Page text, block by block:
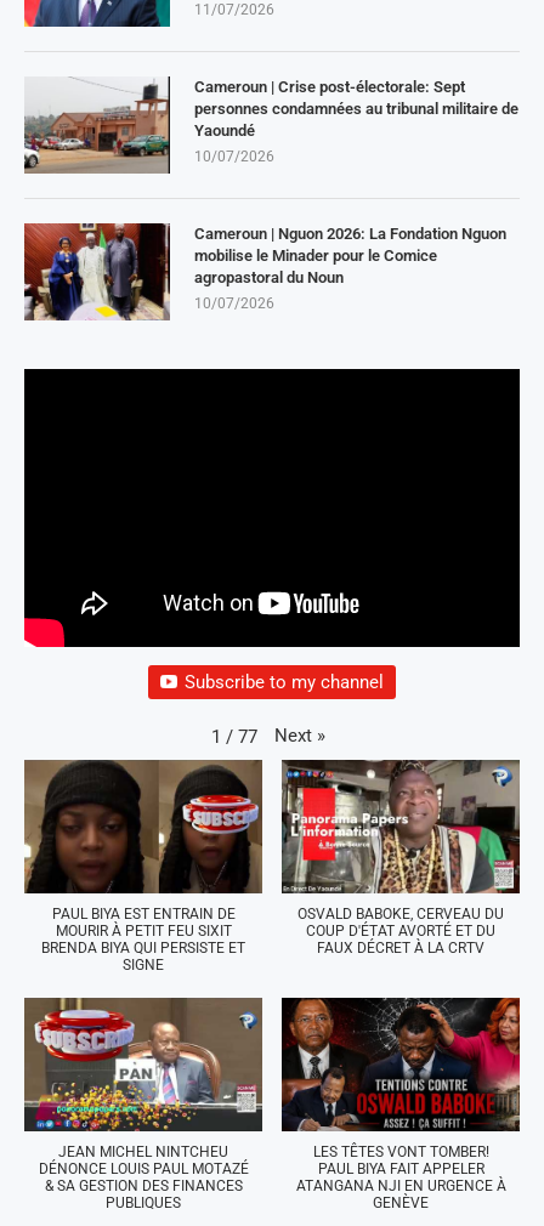
11/07/2026
Cameroun | Crise post-électorale: Sept
personnes condamnées au tribunal militaire de
Yaoundé
10/07/2026
Cameroun | Nguon 2026: La Fondation Nguon
mobilise le Minader pour le Comice
agropastoral du Noun
10/07/2026
Subscribe to my channel
1 / 77 Next »
PAUL BIYA EST ENTRAIN DE
MOURIR À PETIT FEU SIXIT
BRENDA BIYA QUI PERSISTE ET
SIGNE
OSVALD BABOKE, CERVEAU DU
COUP D'ÉTAT AVORTÉ ET DU
FAUX DÉCRET À LA CRTV
JEAN MICHEL NINTCHEU
DÉNONCE LOUIS PAUL MOTAZÉ
& SA GESTION DES FINANCES
PUBLIQUES
LES TÊTES VONT TOMBER!
PAUL BIYA FAIT APPELER
ATANGANA NJI EN URGENCE À
GENÈVE